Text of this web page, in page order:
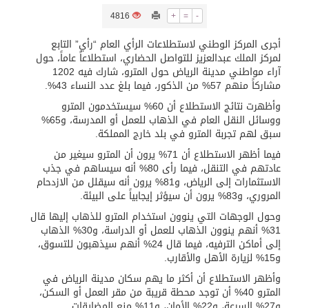
ثلة من الضابطات في الجييش الكويتي
كسوة الكعبة تعتلي البيت العتيق
+ = -
4816
أجرى المركز الوطني لاستطلاعات الرأي العام “رأي” التابع
لمركز الملك عبدالعزيز للتواصل الحضاري، استطلاعاً عاماً، حول
آراء مواطني مدينة الرياض حول المترو، شارك فيه 1202
مشاركاً منهم 57% من الذكور، فيما بلغ عدد النساء 43%.
وأظهرت نتائج الاستطلاع أن 60% سيستخدمون المترو
ووسائل النقل العام في الذهاب للعمل أو المدرسة، و65%
سبق لهم تجربة المترو في بلد خارج المملكة.
فيما أظهر الاستطلاع أن 71% يرون أن المترو سيغير من
عادتهم في التنقل، فيما رأى 80% أنه سيساهم في جذب
الاستثمارات إلى الرياض، و81% يرون أنه سيقلل من الازدحام
المروري، و83% يرون أن سيؤثر إيجابياً على البيئة.
وحول الوجهات التي ينوون استخدام المترو للذهاب إليها قال
31% أنهم ينوون الذهاب للعمل أو الدراسة، و30% الذهاب
إلى أماكن الترفيه، فيما قال 24% أنهم سيذهبون للتسوق،
و15% لزيارة الأهل والأقارب.
وأظهر الاستطلاع أن أكثر ما يهم سكان مدينة الرياض في
المترو 40% أن توجد محطة قريبة من مقر العمل أو السكن،